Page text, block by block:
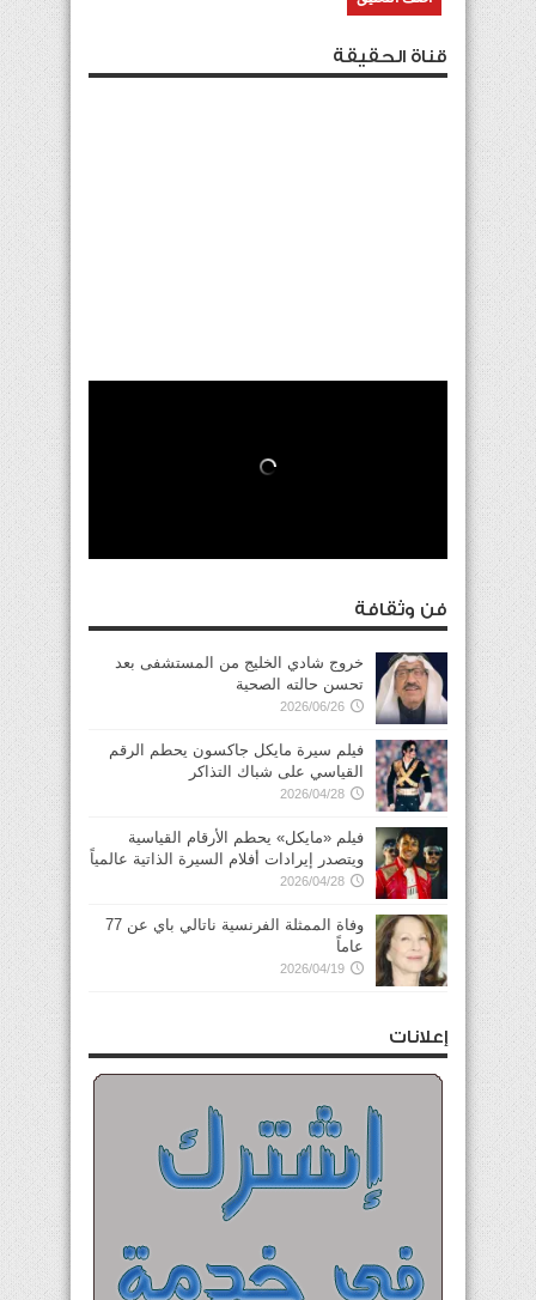
قناة الحقيقة
فن وثقافة
خروج شادي الخليج من المستشفى بعد
تحسن حالته الصحية
2026/06/26
فيلم سيرة مايكل جاكسون يحطم الرقم
القياسي على شباك التذاكر
2026/04/28
فيلم «مايكل» يحطم الأرقام القياسية
ويتصدر إيرادات أفلام السيرة الذاتية عالمياً
2026/04/28
وفاة الممثلة الفرنسية ناتالي باي عن 77
عاماً
2026/04/19
إعلانات